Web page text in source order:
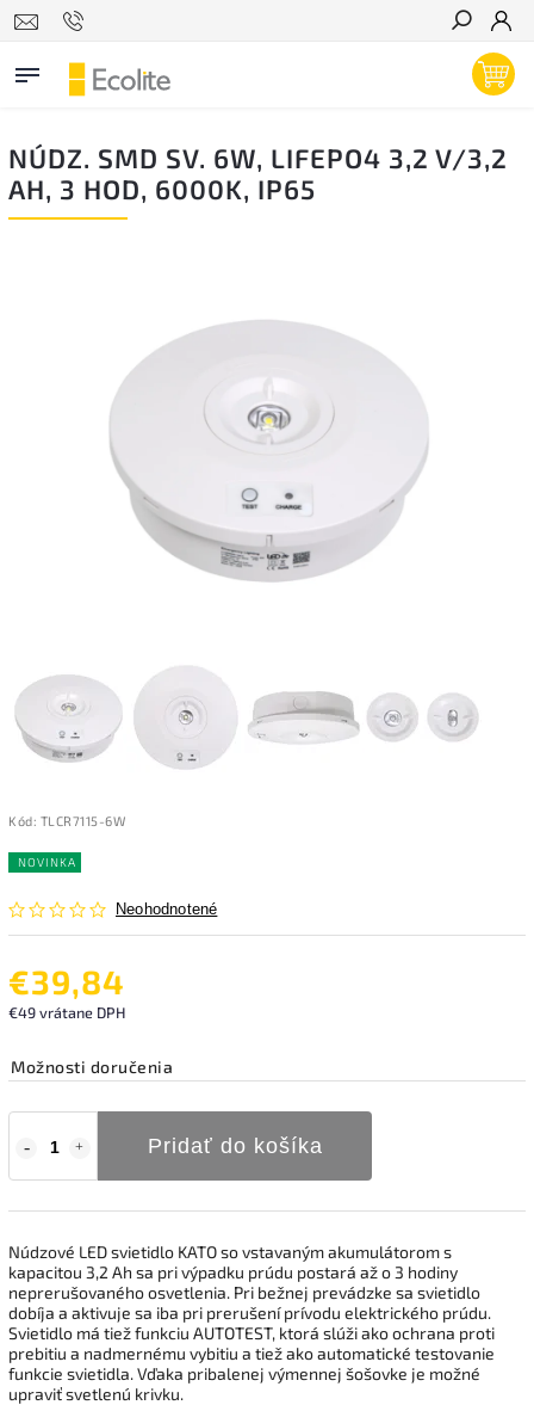
Hľadať
NÚDZ. SMD SV. 6W, LIFEPO4 3,2 V/3,2
AH, 3 HOD, 6000K, IP65
Kód: TLCR7115-6W
NOVINKA
Neohodnotené
€39,84
€49 vrátane DPH
Možnosti doručenia
Pridať do košíka
Núdzové LED svietidlo KATO so vstavaným akumulátorom s
kapacitou 3,2 Ah sa pri výpadku prúdu postará až o 3 hodiny
neprerušovaného osvetlenia. Pri bežnej prevádzke sa svietidlo
dobíja a aktivuje sa iba pri prerušení prívodu elektrického prúdu.
Svietidlo má tiež funkciu AUTOTEST, ktorá slúži ako ochrana proti
prebitiu a nadmernému vybitiu a tiež ako automatické testovanie
funkcie svietidla. Vďaka pribalenej výmennej šošovke je možné
upraviť svetlenú krivku.